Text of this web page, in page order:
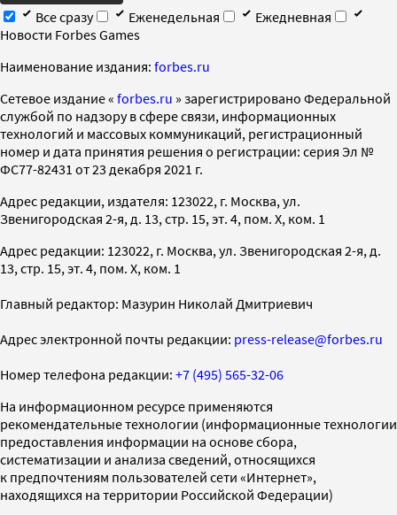
Все сразу
Еженедельная
Ежедневная
Новости Forbes Games
Наименование издания: forbes.ru
Cетевое издание « forbes.ru » зарегистрировано Федеральной
службой по надзору в сфере связи, информационных
технологий и массовых коммуникаций, регистрационный
номер и дата принятия решения о регистрации: серия Эл №
ФС77-82431 от 23 декабря 2021 г.
Адрес редакции, издателя: 123022, г. Москва, ул.
Звенигородская 2-я, д. 13, стр. 15, эт. 4, пом. X, ком. 1
Адрес редакции: 123022, г. Москва, ул. Звенигородская 2-я, д.
13, стр. 15, эт. 4, пом. X, ком. 1
Главный редактор: Мазурин Николай Дмитриевич
Адрес электронной почты редакции: press-release@forbes.ru
Номер телефона редакции: +7 (495) 565-32-06
На информационном ресурсе применяются
рекомендательные технологии (информационные технологии
предоставления информации на основе сбора,
систематизации и анализа сведений, относящихся
к предпочтениям пользователей сети «Интернет»,
находящихся на территории Российской Федерации)